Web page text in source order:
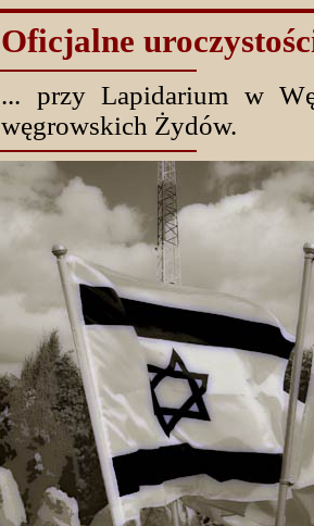
Oficjalne
... przy Lapidarium w
węgrowskich Żydów.